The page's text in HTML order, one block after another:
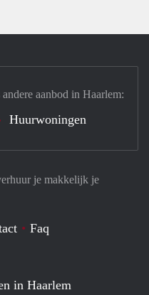
je makkelijk je
Faq
in Haarlem
aanbod in Haarlem:
Huurwoningen